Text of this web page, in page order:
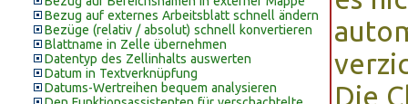
Bezug auf externes Arbeitsblatt schnell ändern
Bezüge (relativ / absolut) schnell konvertieren
Blattname in Zelle übernehmen
Datentyp des Zellinhalts auswerten
Datum in Textverknüpfung
Datums-Wertreihen bequem analysieren
Die